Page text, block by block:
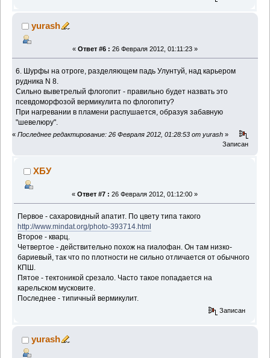
yurash
« Ответ #6 : 26 Февраля 2012, 01:11:23 »
6. Шурфы на отроге, разделяющем падь Улунтуй, над карьером
рудника N 8.
Сильно выветрелый флогопит - правильно будет назвать это
псевдоморфозой вермикулита по флогопиту?
При нагревании в пламени распушается, образуя забавную
"шевелюру".
« Последнее редактирование: 26 Февраля 2012, 01:28:53 от yurash »
Записан
ХБУ
« Ответ #7 : 26 Февраля 2012, 01:12:00 »
Первое - сахаровидный апатит. По цвету типа такого
http://www.mindat.org/photo-393714.html
Второе - кварц.
Четвертое - действительно похож на гиалофан. Он там низко-
бариевый, так что по плотности не сильно отличается от обычного
КПШ.
Пятое - тектоникой срезало. Часто такое попадается на
карельском мусковите.
Последнее - типичный вермикулит.
Записан
yurash